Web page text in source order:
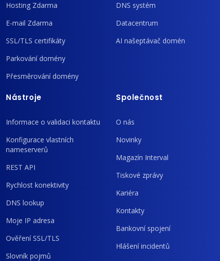
Hosting Zdarma
E-mail Zdarma
SSL/TLS certifikáty
Parkování domény
Přesměrování domény
DNS systém
Datacentrum
AI našeptávač domén
Nástroje
Informace o validaci kontaktu
Konfigurace vlastních
nameserverů
REST API
Rychlost konektivity
DNS lookup
Moje IP adresa
Ověření SSL/TLS
Slovník pojmů
Společnost
O nás
Novinky
Magazín Interval
Tiskové zprávy
Kariéra
Kontakty
Bankovní spojení
Hlášení incidentů